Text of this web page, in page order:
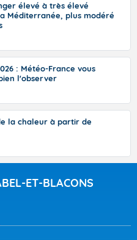
élevé à très élevé
Méditerranée, plus modéré
: Météo-France vous
l'observer
la chaleur à partir de
ET-BLACONS